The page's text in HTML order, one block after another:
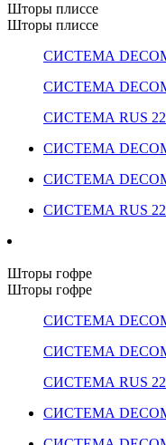
Шторы плиссе
Шторы плиссе
СИСТЕМА
СИСТЕМА
СИСТЕМА RUS
СИСТЕМА
СИСТЕМА
СИСТЕМА RUS
Шторы гофре
Шторы гофре
СИСТЕМА
СИСТЕМА
СИСТЕМА RUS
СИСТЕМА